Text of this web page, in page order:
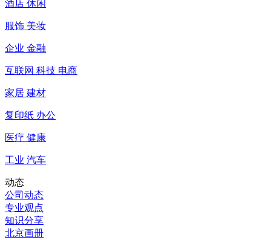
酒店 休闲
服饰 美妆
企业 金融
互联网 科技 电商
家居 建材
复印纸 办公
医疗 健康
工业 汽车
动态
公司动态
专业观点
知识分享
北京画册